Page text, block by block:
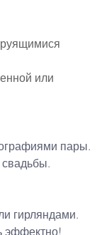
или
пары.
свадьбы.
гирляндами.
эффектно!